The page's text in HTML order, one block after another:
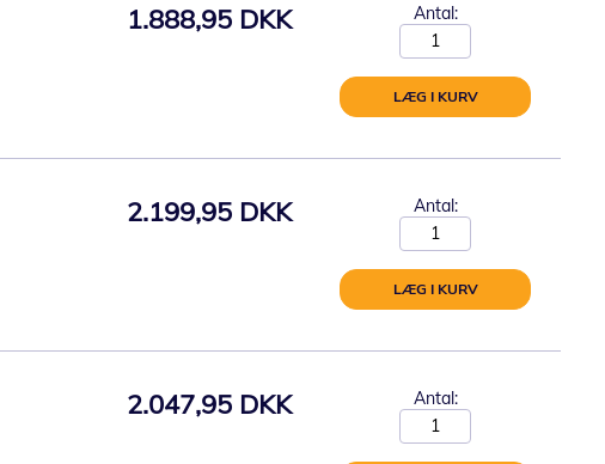
1.888,95 DKK Antal:
LÆG I KURV
2.199,95 DKK Antal:
LÆG I KURV
2.047,95 DKK Antal: